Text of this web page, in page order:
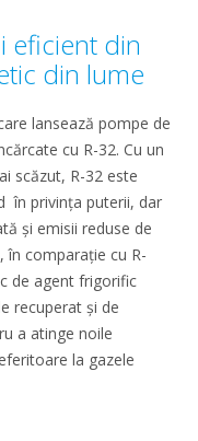
eficient din
din lume
lansează pompe de
cu R-32. Cu un
scăzut, R-32 este
în privinţa puterii, dar
și emisii reduse de
în comparaţie cu R-
de agent frigorific
recuperat și de
a atinge noile
la gazele